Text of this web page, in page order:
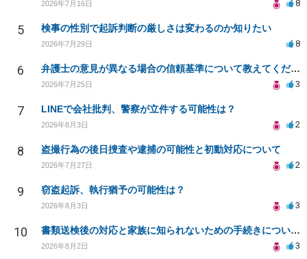
2026年7月16日 8
5 検事の性別で起訴判断の厳しさは変わるのか知りたい
2026年7月29日 8
6 弁護士の意見が異なる場合の信頼基準について教えてください
2026年7月25日 3
7 LINEで会社批判、警察が立件する可能性は？
2026年8月3日 2
8 盗撮行為の後日捜査や逮捕の可能性と初動対応について
2026年7月27日 2
9 窃盗起訴、執行猶予の可能性は？
2026年8月3日 3
10 書類送検後の対応と家族に知られないための手続きについて相談
2026年8月2日 3